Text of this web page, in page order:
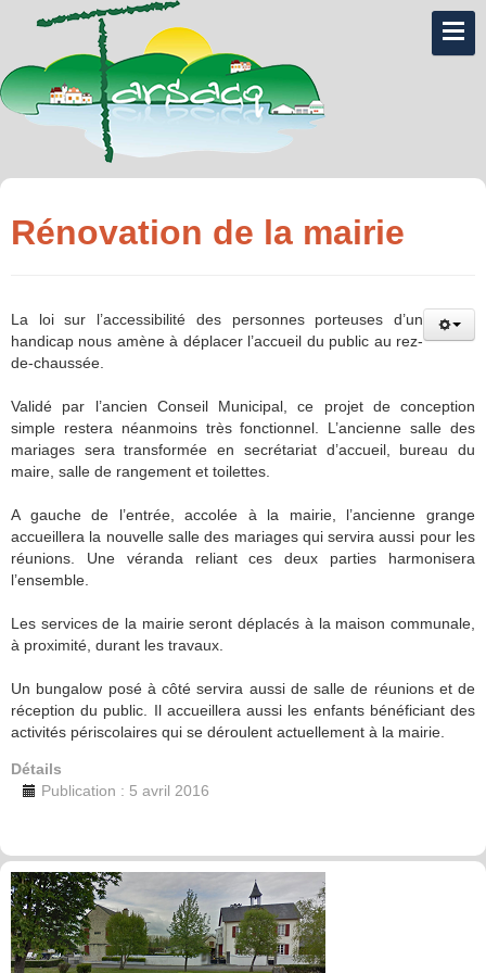
Rénovation de la mairie
La loi sur l’accessibilité des personnes porteuses d’un
handicap nous amène à déplacer l’accueil du public au rez-
de-chaussée.
Validé par l’ancien Conseil Municipal, ce projet de conception
simple restera néanmoins très fonctionnel. L’ancienne salle des
mariages sera transformée en secrétariat d’accueil, bureau du
maire, salle de rangement et toilettes.
A gauche de l’entrée, accolée à la mairie, l’ancienne grange
accueillera la nouvelle salle des mariages qui servira aussi pour les
réunions. Une véranda reliant ces deux parties harmonisera
l’ensemble.
Les services de la mairie seront déplacés à la maison communale,
à proximité, durant les travaux.
Un bungalow posé à côté servira aussi de salle de réunions et de
réception du public. Il accueillera aussi les enfants bénéficiant des
activités périscolaires qui se déroulent actuellement à la mairie.
Détails
Publication : 5 avril 2016